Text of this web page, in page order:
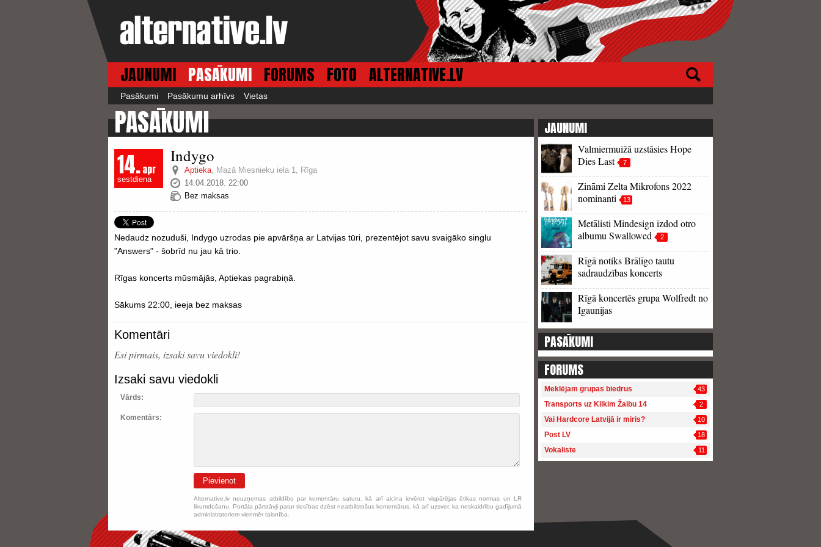
JAUNUMI PASĀKUMI FORUMS FOTO ALTERNATIVE.LV
Pasākumi Pasākumu arhīvs Vietas
PASĀKUMI
14.apr
sestdiena
Indygo
Aptieka, Mazā Miesnieku iela 1, Rīga
14.04.2018. 22:00
Bez maksas
Nedaudz nozuduši, Indygo uzrodas pie apvāršņa ar Latvijas tūri, prezentējot savu svaigāko singlu
"Answers" - šobrīd nu jau kā trio.
Rīgas koncerts mūsmājās, Aptiekas pagrabiņā.
Sākums 22:00, ieeja bez maksas
Komentāri
Esi pirmais, izsaki savu viedokli!
Izsaki savu viedokli
Vārds:
Komentārs:
Pievienot
Alternative.lv neuzņemas atbildību par komentāru saturu, kā arī aicina ievērot vispārējas ētikas normas un LR
likumdošanu. Portāla pārstāvji patur tiesības dzēst neatbilstošus komentārus, kā arī uzsver, ka neskaidrību gadījumā
administratoriem vienmēr taisnība.
JAUNUMI
Valmiermuižā uzstāsies Hope
Dies Last
7
Zināmi Zelta Mikrofons 2022
nominanti
13
Metālisti Mindesign izdod otro
albumu Swallowed
2
Rīgā notiks Brālīgo tautu
sadraudzības koncerts
Rīgā koncertēs grupa Wolfredt no
Igaunijas
PASĀKUMI
FORUMS
Meklējam grupas biedrus 43
Transports uz Kilkim Žaibu 14 2
Vai Hardcore Latvijā ir miris? 10
Post LV 18
Vokaliste 11